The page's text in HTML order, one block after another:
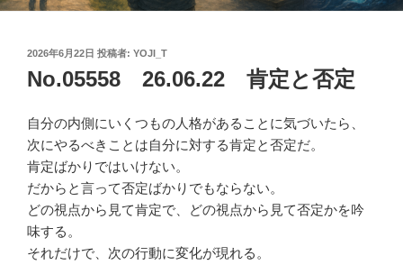
投
日:
2026年6月22日 投稿者: YOJI_T
No.05558 26.06.22 肯定と否定
自分の内側にいくつもの人格があることに気づいたら、
次にやるべきことは自分に対する肯定と否定だ。
肯定ばかりではいけない。
だからと言って否定ばかりでもならない。
どの視点から見て肯定で、どの視点から見て否定かを吟
味する。
それだけで、次の行動に変化が現れる。